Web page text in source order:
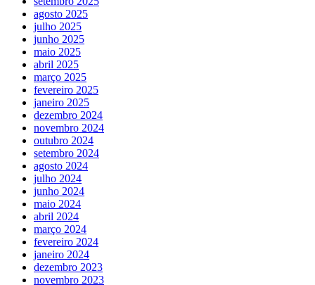
agosto 2025
julho 2025
junho 2025
maio 2025
abril 2025
março 2025
fevereiro 2025
janeiro 2025
dezembro 2024
novembro 2024
outubro 2024
setembro 2024
agosto 2024
julho 2024
junho 2024
maio 2024
abril 2024
março 2024
fevereiro 2024
janeiro 2024
dezembro 2023
novembro 2023